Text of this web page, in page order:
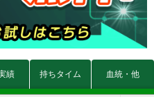
績 持ちタイム 血統・他